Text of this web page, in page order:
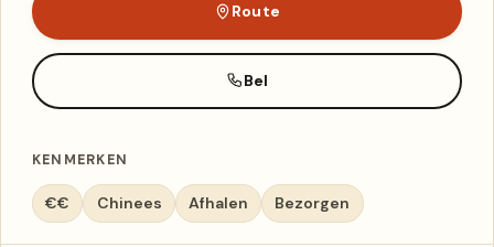
Route
Bel
KENMERKEN
€€ Chinees Afhalen Bezorgen